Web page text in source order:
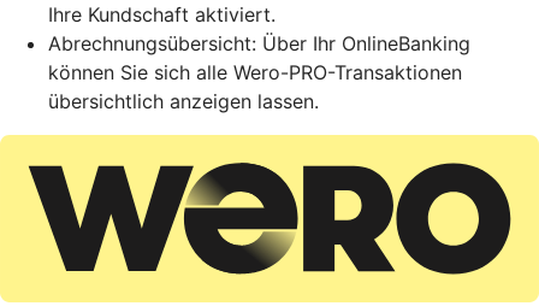
Ihre Kundschaft aktiviert.
Abrechnungsübersicht: Über Ihr OnlineBanking
können Sie sich alle Wero-PRO-Transaktionen
übersichtlich anzeigen lassen.